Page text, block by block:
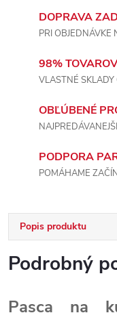
DOPRAVA
PRI
98%
VLASTNÉ
OBĽÚBENÉ
PODPORA
POMÁHAME
Popis produktu
Podrobný
Pasca na